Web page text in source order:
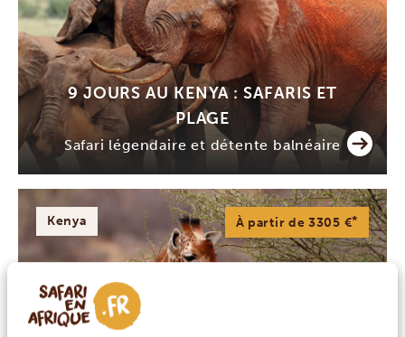
mais émotions gorges pour les
rencontres svec les animaux.
9 JOURS AU KENYA : SAFARIS ET
PLAGE
Safari légendaire et détente balnéaire
Kenya À partir de 3305 €*